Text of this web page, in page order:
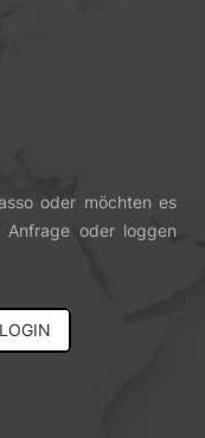
oder möchten es
oder loggen